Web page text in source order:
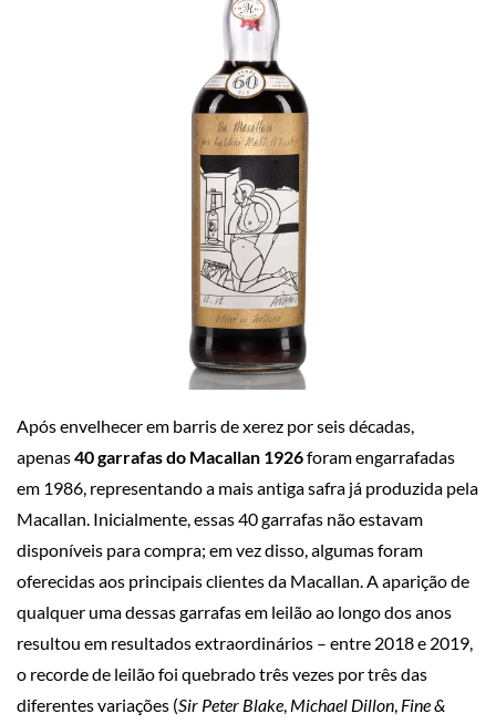
Após envelhecer em barris de xerez por seis décadas,
apenas40 garrafas do Macallan 1926foram engarrafadas
em 1986, representando a mais antiga safra já produzida pela
Macallan. Inicialmente, essas 40 garrafas não estavam
disponíveis para compra; em vez disso, algumas foram
oferecidas aos principais clientes da Macallan. A aparição de
qualquer uma dessas garrafas em leilão ao longo dos anos
resultou em resultados extraordinários – entre 2018 e 2019,
o recorde de leilão foi quebrado três vezes por três das
diferentes variações (Sir Peter Blake, Michael Dillon, Fine &